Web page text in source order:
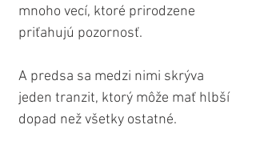
mnoho vecí, ktoré prirodzene
priťahujú pozornosť.
A predsa sa medzi nimi skrýva
jeden tranzit, ktorý môže mať hlbší
dopad než všetky ostatné.